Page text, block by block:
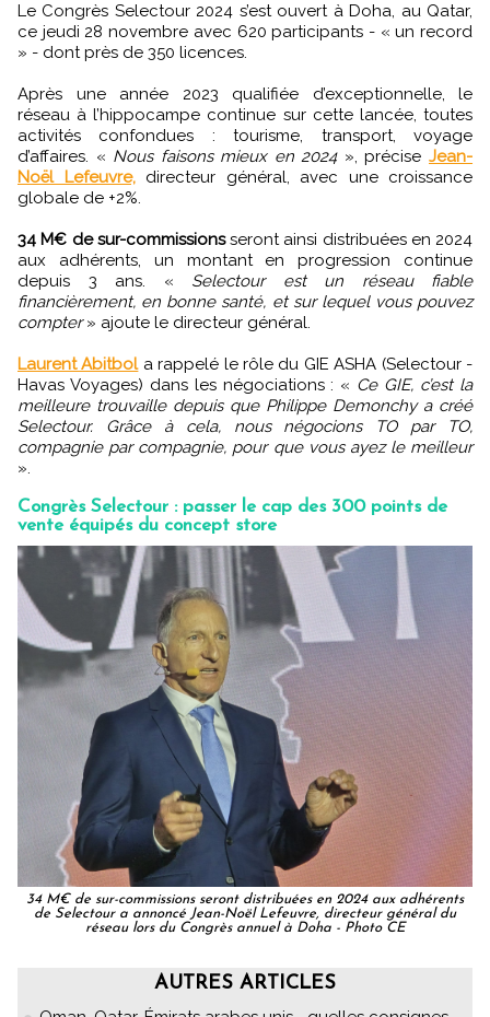
Le Congrès Selectour 2024 s’est ouvert à Doha, au Qatar,
ce jeudi 28 novembre avec 620 participants - « un record
» - dont près de 350 licences.
Après une année 2023 qualifiée d’exceptionnelle, le
réseau à l’hippocampe continue sur cette lancée, toutes
activités confondues : tourisme, transport, voyage
d’affaires. « Nous faisons mieux en 2024», préciseJean-
Noël Lefeuvre,directeur général, avec une croissance
globale de +2%.
34 M€ de sur-commissionsseront ainsi distribuées en 2024
aux adhérents, un montant en progression continue
depuis 3 ans. « Selectour est un réseau fiable
financièrement, en bonne santé, et sur lequel vous pouvez
compter» ajoute le directeur général.
Laurent Abitbola rappelé le rôle du GIE ASHA (Selectour -
Havas Voyages) dans les négociations : « Ce GIE, c’est la
meilleure trouvaille depuis que Philippe Demonchy a créé
Selectour. Grâce à cela, nous négocions TO par TO,
compagnie par compagnie, pour que vous ayez le meilleur
».
Congrès Selectour : passer le cap des 300 points de
vente équipés du concept store
34 M€ de sur-commissions seront distribuées en 2024 aux adhérents
de Selectour a annoncé Jean-Noël Lefeuvre, directeur général du
réseau lors du Congrès annuel à Doha - Photo CE
AUTRES ARTICLES